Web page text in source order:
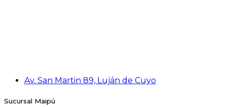
Av. San Martin 89, Luján de Cuyo
Sucursal Maipú